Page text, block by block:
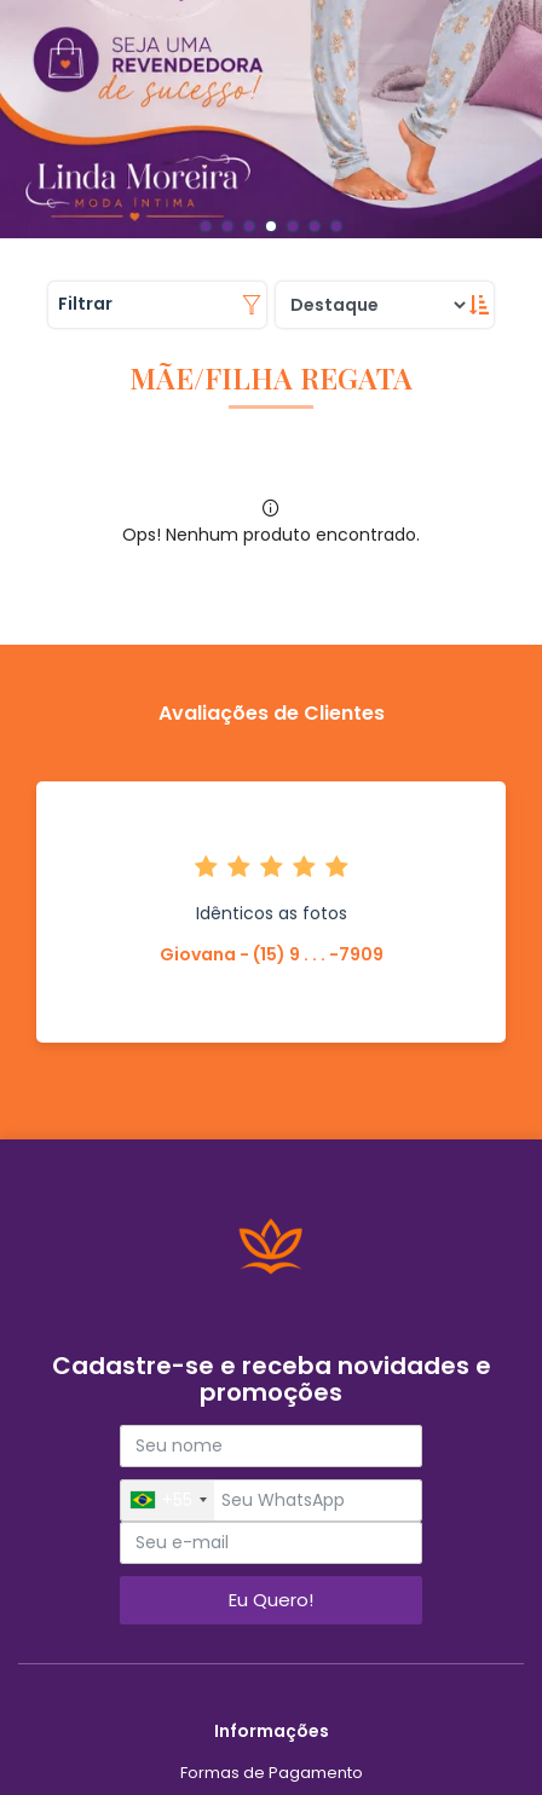
Filtrar
MÃE/FILHA REGATA
Ops! Nenhum produto encontrado.
Avaliações de Clientes
Idênticos as fotos
Giovana - (15) 9 . . . -7909
Cadastre-se e receba novidades e
promoções
Eu Quero!
Informações
Formas de Pagamento